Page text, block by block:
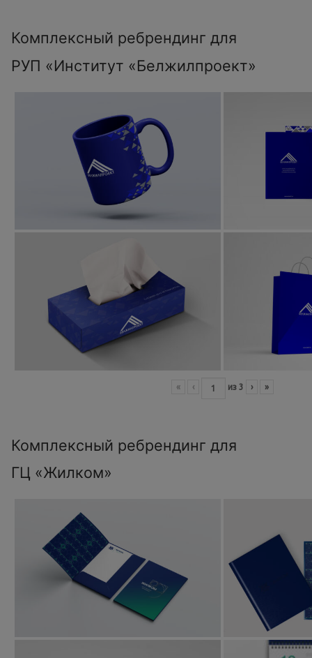
Комплексный ребрендинг для
РУП «Институт «Белжилпроект»
« ‹ из 3 › »
Комплексный ребрендинг для
ГЦ «Жилком»